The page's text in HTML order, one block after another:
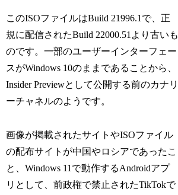
このISOファイルはBuild 21996.1で、正
規に配信されたBuild 22000.51より古いも
のです。一部のユーザーインターフェー
スがWindows 10のままであることから、
Insider Previewとして公開する前のカナリ
ーチャネルのようです。
画像が掲載されたサイトやISOファイル
の配布サイトが中国やロシアであったこ
と、Windows 11で動作するAndroidアプ
リとして、前政権で禁止されたTikTokで